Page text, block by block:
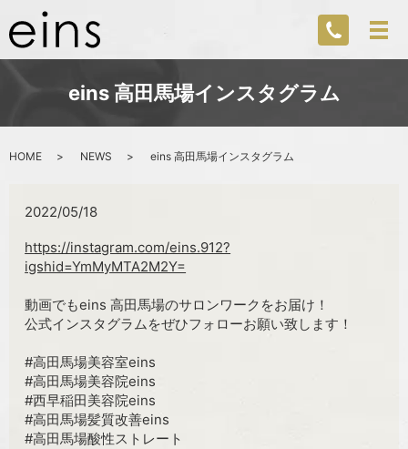
eins 高田馬場インスタグラム
HOME NEWS eins 高田馬場インスタグラム
2022/05/18
https://instagram.com/eins.912?
igshid=YmMyMTA2M2Y=
動画でもeins 高田馬場のサロンワークをお届け！
公式インスタグラムをぜひフォローお願い致します！
#高田馬場美容室eins
#高田馬場美容院eins
#西早稲田美容院eins
#高田馬場髪質改善eins
#高田馬場酸性ストレート